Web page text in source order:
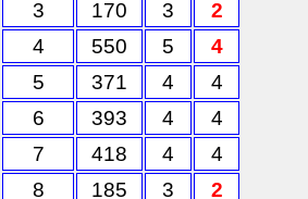
3
170 3
2
4
550 5
4
5
371 4
4
6
393 4
4
7
418 4
4
8
185 3
2